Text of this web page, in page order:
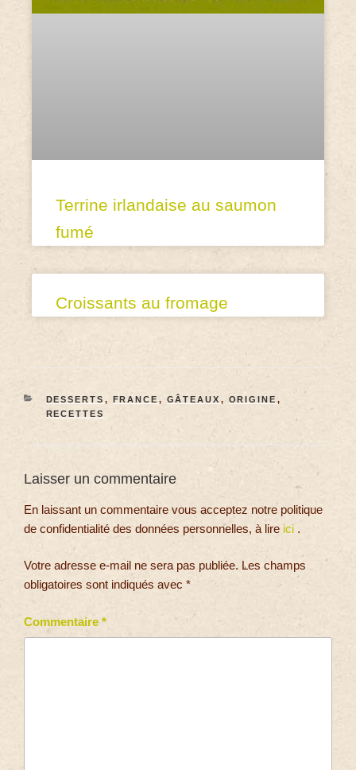
Terrine irlandaise au saumon
fumé
Croissants au fromage
DESSERTS , FRANCE , GÂTEAUX , ORIGINE ,
RECETTES
Laisser un commentaire
En laissant un commentaire vous acceptez notre politique
de confidentialité des données personnelles, à lire ici .
Votre adresse e-mail ne sera pas publiée. Les champs
obligatoires sont indiqués avec *
Commentaire *